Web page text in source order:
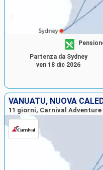
Partenza da Sydney
ven 18 dic 2026
VANUATU, NUOVA
11 giorni, Carnival Adventure